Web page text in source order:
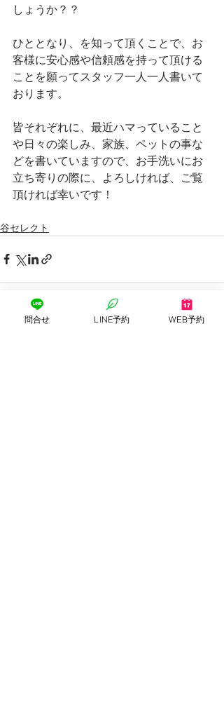
しょうか？？
ひととなり、を知って頂くことで、お
客様に安心感や信頼感を持って頂ける
ことを願ってスタッフ一人一人書いて
おります。
皆それぞれに、最近ハマっていること
や日々の楽しみ、家族、ペットの事な
どを書いていますので、お手洗いにお
立ち寄りの際に、よろしければ、ご覧
頂ければ幸いです！
谷セレクト
問合せ LINE予約 WEB予約